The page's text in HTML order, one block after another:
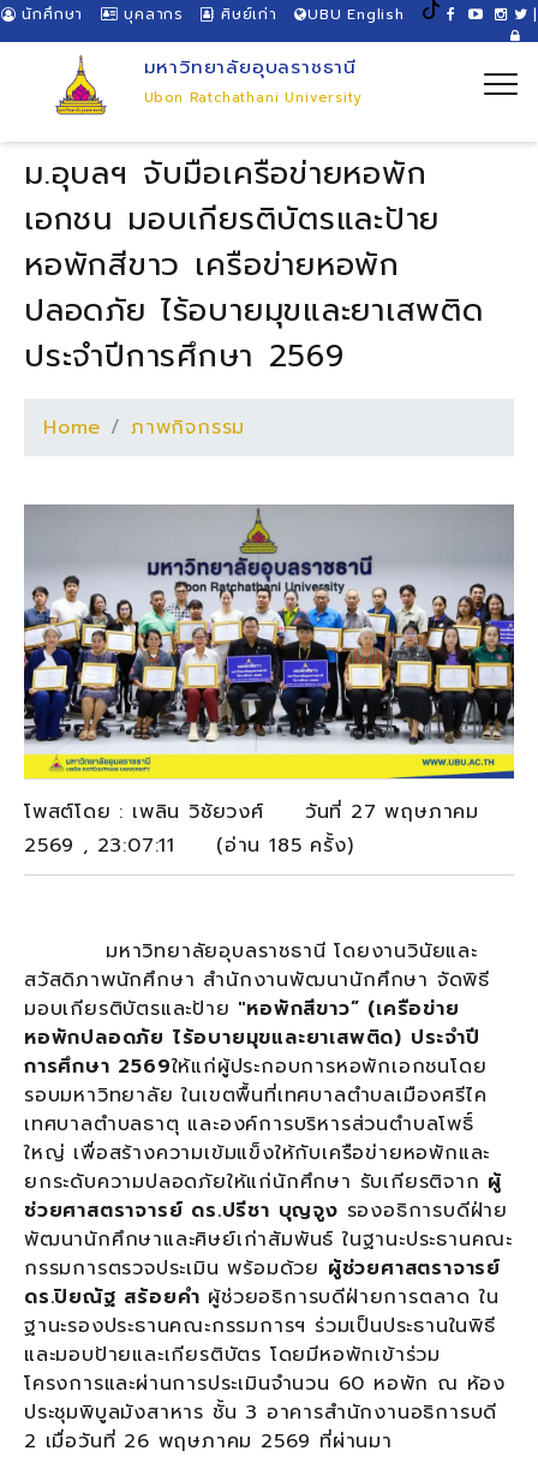
นักศึกษา บุคลากร ศิษย์เก่า UBU English |
มหาวิทยาลัยอุบลราชธานี
Ubon Ratchathani University
ม.อุบลฯ จับมือเครือข่ายหอพัก
เอกชน มอบเกียรติบัตรและป้าย
หอพักสีขาว เครือข่ายหอพัก
ปลอดภัย ไร้อบายมุขและยาเสพติด
ประจำปีการศึกษา 2569
Home ภาพกิจกรรม
โพสต์โดย : เพลิน วิชัยวงศ์ วันที่ 27 พฤษภาคม
2569 , 23:07:11 (อ่าน 185 ครั้ง)
มหาวิทยาลัยอุบลราชธานี โดยงานวินัยและ
สวัสดิภาพนักศึกษา สำนักงานพัฒนานักศึกษา จัดพิธี
มอบเกียรติบัตรและป้าย "หอพักสีขาว” (เครือข่าย
หอพักปลอดภัย ไร้อบายมุขและยาเสพติด) ประจำปี
การศึกษา 2569ให้แก่ผู้ประกอบการหอพักเอกชนโดย
รอบมหาวิทยาลัย ในเขตพื้นที่เทศบาลตำบลเมืองศรีไค
เทศบาลตำบลธาตุ และองค์การบริหารส่วนตำบลโพธิ์
ใหญ่ เพื่อสร้างความเข้มแข็งให้กับเครือข่ายหอพักและ
ยกระดับความปลอดภัยให้แก่นักศึกษา รับเกียรติจาก ผู้
ช่วยศาสตราจารย์ ดร.ปรีชา บุญจูง รองอธิการบดีฝ่าย
พัฒนานักศึกษาและศิษย์เก่าสัมพันธ์ ในฐานะประธานคณะ
กรรมการตรวจประเมิน พร้อมด้วย ผู้ช่วยศาสตราจารย์
ดร.ปิยณัฐ สร้อยคำ ผู้ช่วยอธิการบดีฝ่ายการตลาด ใน
ฐานะรองประธานคณะกรรมการฯ ร่วมเป็นประธานในพิธี
และมอบป้ายและเกียรติบัตร โดยมีหอพักเข้าร่วม
โครงการและผ่านการประเมินจำนวน 60 หอพัก ณ ห้อง
ประชุมพิบูลมังสาหาร ชั้น 3 อาคารสำนักงานอธิการบดี
2 เมื่อวันที่ 26 พฤษภาคม 2569 ที่ผ่านมา